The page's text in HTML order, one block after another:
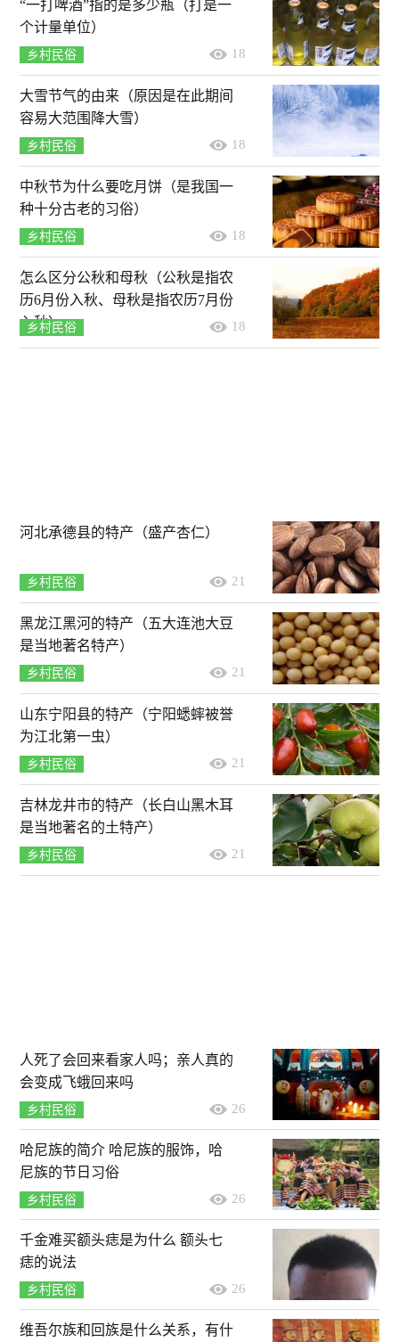
“一打啤酒”指的是多少瓶（打是一
个计量单位）
乡村民俗 18
大雪节气的由来（原因是在此期间
容易大范围降大雪）
乡村民俗 18
中秋节为什么要吃月饼（是我国一
种十分古老的习俗）
乡村民俗 18
怎么区分公秋和母秋（公秋是指农
历6月份入秋、母秋是指农历7月份
入秋）
乡村民俗 18
河北承德县的特产（盛产杏仁）
乡村民俗 21
黑龙江黑河的特产（五大连池大豆
是当地著名特产）
乡村民俗 21
山东宁阳县的特产（宁阳蟋蟀被誉
为江北第一虫）
乡村民俗 21
吉林龙井市的特产（长白山黑木耳
是当地著名的土特产）
乡村民俗 21
人死了会回来看家人吗；亲人真的
会变成飞蛾回来吗
乡村民俗 26
哈尼族的简介 哈尼族的服饰，哈
尼族的节日习俗
乡村民俗 26
千金难买额头痣是为什么 额头七
痣的说法
乡村民俗 26
维吾尔族和回族是什么关系，有什